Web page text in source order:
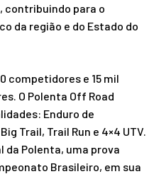
contribuindo para o
da região e do Estado do
competidores e 15 mil
O Polenta Off Road
Enduro de
Trail, Trail Run e 4×4 UTV.
da Polenta, uma prova
Brasileiro, em sua